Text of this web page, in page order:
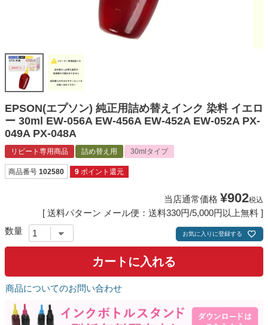
ご利用ガイド
よくある質問
お問い合わせ
会員専用商品
説明書ダウンロード
EPSON(エプソン) 純正用詰め替えインク 染料 イエロ
ー 30ml EW-056A EW-456A EW-452A EW-052A PX-
049A PX-048A
リピート専用商品 詰め替え用 30mlタイプ
商品番号 102580 9 ポイント還元
当店通常価格 ¥902税込
送料パターン メール便：送料330円/5,000円以上無料
お気に入りに登録する
カートに入れる
商品についてのお問い合わせ